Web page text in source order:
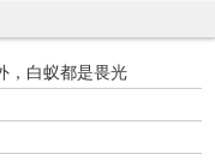
，白蚁都是畏光